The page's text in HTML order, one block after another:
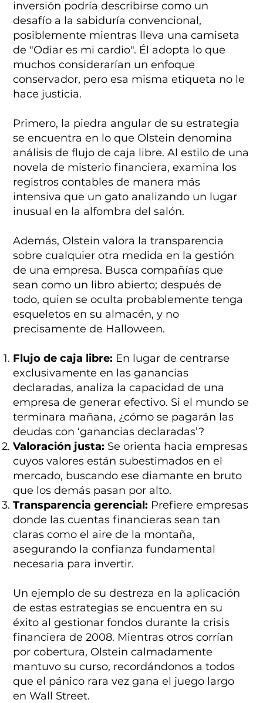
inversión podría describirse como un
desafío a la sabiduría convencional,
posiblemente mientras lleva una camiseta
de "Odiar es mi cardio". Él adopta lo que
muchos considerarían un enfoque
conservador, pero esa misma etiqueta no le
hace justicia.
Primero, la piedra angular de su estrategia
se encuentra en lo que Olstein denomina
análisis de flujo de caja libre. Al estilo de una
novela de misterio financiera, examina los
registros contables de manera más
intensiva que un gato analizando un lugar
inusual en la alfombra del salón.
Además, Olstein valora la transparencia
sobre cualquier otra medida en la gestión
de una empresa. Busca compañías que
sean como un libro abierto; después de
todo, quien se oculta probablemente tenga
esqueletos en su almacén, y no
precisamente de Halloween.
Flujo de caja libre: En lugar de centrarse
exclusivamente en las ganancias
declaradas, analiza la capacidad de una
empresa de generar efectivo. Si el mundo se
terminara mañana, ¿cómo se pagarán las
deudas con ‘ganancias declaradas’?
Valoración justa: Se orienta hacia empresas
cuyos valores están subestimados en el
mercado, buscando ese diamante en bruto
que los demás pasan por alto.
Transparencia gerencial: Prefiere empresas
donde las cuentas financieras sean tan
claras como el aire de la montaña,
asegurando la confianza fundamental
necesaria para invertir.
Un ejemplo de su destreza en la aplicación
de estas estrategias se encuentra en su
éxito al gestionar fondos durante la crisis
financiera de 2008. Mientras otros corrían
por cobertura, Olstein calmadamente
mantuvo su curso, recordándonos a todos
que el pánico rara vez gana el juego largo
en Wall Street.